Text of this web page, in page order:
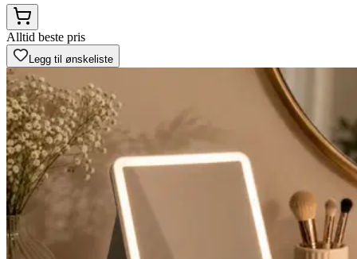
Alltid beste pris
Legg til ønskeliste